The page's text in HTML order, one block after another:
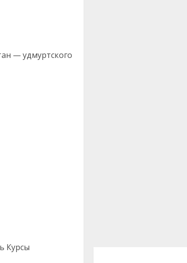
— удмуртского
Курсы